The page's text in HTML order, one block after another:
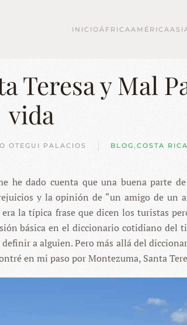
INICIOÁFRICAAMÉRICA
Teresa y Mal
vida
OTEGUI PALACIOS BLOG, COSTA RICA
he dado cuenta que una buena parte
y la opinión de “un amigo de un
era la típica frase que dicen los turistas
básica en el diccionario cotidiano del
a alguien. Pero más allá del
en mi paso por Montezuma, Santa